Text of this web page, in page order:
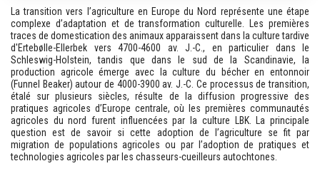
La transition vers l’agriculture en Europe du Nord représente une étape
complexe d’adaptation et de transformation culturelle. Les premières
traces de domestication des animaux apparaissent dans la culture tardive
d'Ertebølle-Ellerbek vers 4700-4600 av. J.-C., en particulier dans le
Schleswig-Holstein, tandis que dans le sud de la Scandinavie, la
production agricole émerge avec la culture du bécher en entonnoir
(Funnel Beaker) autour de 4000-3900 av. J.-C. Ce processus de transition,
étalé sur plusieurs siècles, résulte de la diffusion progressive des
pratiques agricoles d’Europe centrale, où les premières communautés
agricoles du nord furent influencées par la culture LBK. La principale
question est de savoir si cette adoption de l’agriculture se fit par
migration de populations agricoles ou par l’adoption de pratiques et
technologies agricoles par les chasseurs-cueilleurs autochtones.